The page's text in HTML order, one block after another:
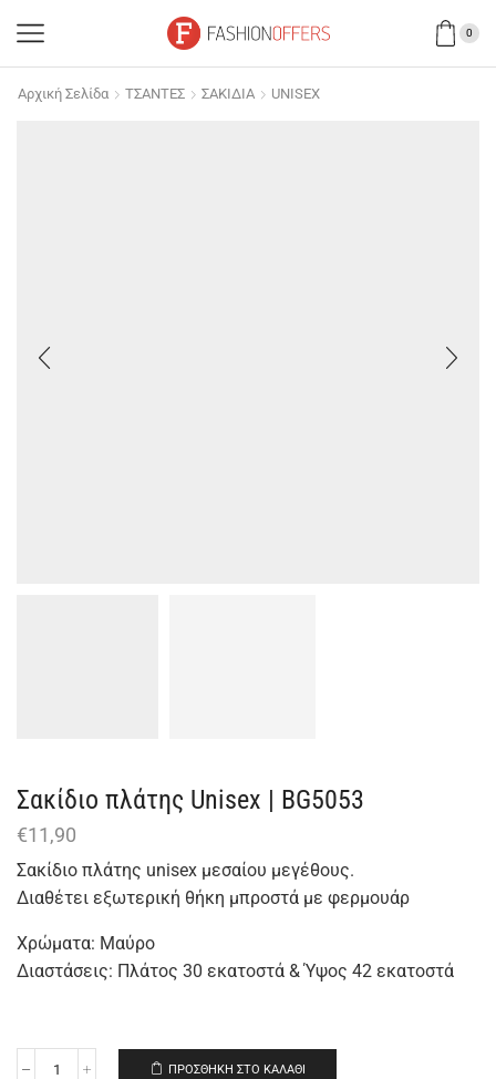
0
Αρχική Σελίδα ΤΣΑΝΤΕΣ ΣΑΚΙΔΙΑ UNISEX
Σακίδιο πλάτης Unisex | BG5053
€11,90
Σακίδιο πλάτης unisex μεσαίου μεγέθους.
Διαθέτει εξωτερική θήκη μπροστά με φερμουάρ
Χρώματα: Μαύρο
Διαστάσεις: Πλάτος 30 εκατοστά & Ύψος 42 εκατοστά
ΠΡΟΣΘΉΚΗ ΣΤΟ ΚΑΛΆΘΙ